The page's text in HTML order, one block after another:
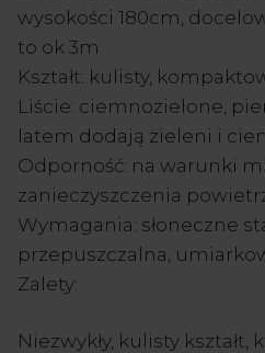
wysokości 180cm,
to ok 3m
Kształt: kulisty,
Liście: ciemnozielone,
latem dodają zieleni i
Odporność: na warunki
zanieczyszczenia
Wymagania: słoneczne
przepuszczalna,
Zalety:
Niezwykły, kulisty kształt,